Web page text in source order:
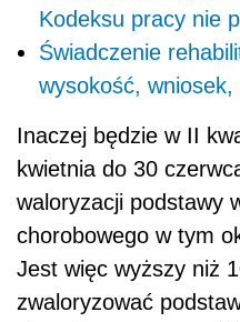
Kodeksu pracy nie
Świadczenie
wysokość,
Inaczej będzie w II
kwietnia do 30
waloryzacji podstawy
chorobowego w tym
Jest więc wyższy niż
zwaloryzować